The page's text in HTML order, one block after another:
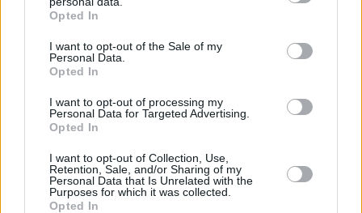
grant or deny consent to Google and its third-party tags to
use your data for below specified purposes in below Google
consent section.
Opted In
I want to opt-out of the Sale of my
Personal Data.
Opted In
I want to opt-out of processing my
Personal Data for Targeted Advertising.
Opted In
I want to opt-out of Collection, Use,
Retention, Sale, and/or Sharing of my
Personal Data that Is Unrelated with the
Purposes for which it was collected.
Opted In
08.08.2026, 12:40
Βίντεο: Μεθυσμένη σκότωσε νύφη
λίγες ώρες μετά τον γάμο της και στο
τμήμα ζητούσε κλαίγοντας τον πατέρα
08.08.2026, 09:25 107